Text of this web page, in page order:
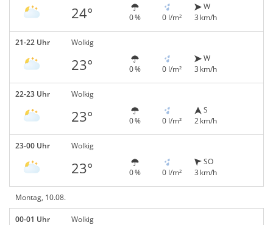
24° 0 % 0 l/m²
W
3 km/h
21-22 Uhr Wolkig
23° 0 % 0 l/m²
W
3 km/h
22-23 Uhr Wolkig
23° 0 % 0 l/m²
S
2 km/h
23-00 Uhr Wolkig
23° 0 % 0 l/m²
SO
3 km/h
Montag, 10.08.
00-01 Uhr Wolkig